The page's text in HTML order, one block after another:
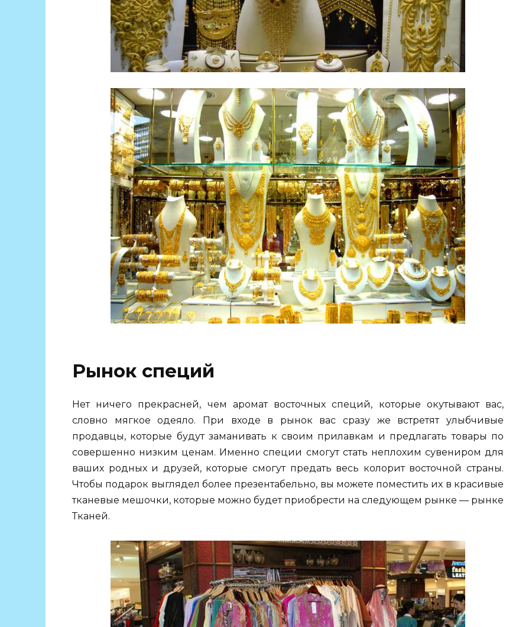
Рынок специй
Нет ничего прекрасней, чем аромат восточных специй, которые окутывают вас,
словно мягкое одеяло. При входе в рынок вас сразу же встретят улыбчивые
продавцы, которые будут заманивать к своим прилавкам и предлагать товары по
совершенно низким ценам. Именно специи смогут стать неплохим сувениром для
ваших родных и друзей, которые смогут предать весь колорит восточной страны.
Чтобы подарок выглядел более презентабельно, вы можете поместить их в красивые
тканевые мешочки, которые можно будет приобрести на следующем рынке — рынке
Тканей.